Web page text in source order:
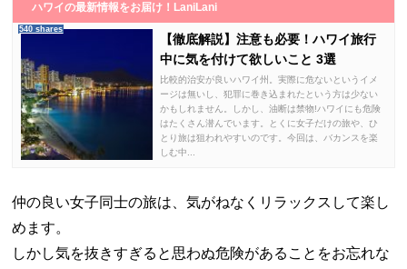
ハワイの最新情報をお届け！LaniLani
540 shares
【徹底解説】注意も必要！ハワイ旅行
中に気を付けて欲しいこと 3選
比較的治安が良いハワイ州。実際に危ないというイメ
ージは無いし、犯罪に巻き込まれたという方は少ない
かもしれません。しかし、油断は禁物!ハワイにも危険
はたくさん潜んでいます。とくに女子だけの旅や、ひ
とり旅は狙われやすいのです。今回は、バカンスを楽
しむ中...
仲の良い女子同士の旅は、気がねなくリラックスして楽し
めます。
しかし気を抜きすぎると思わぬ危険があることをお忘れな